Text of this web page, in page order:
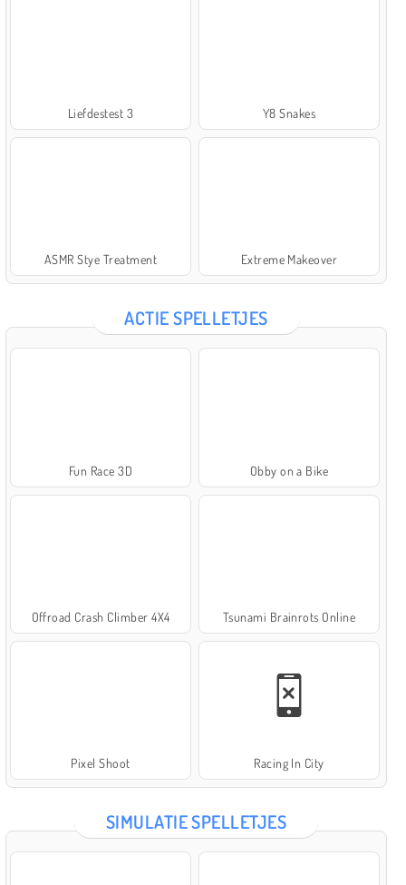
Liefdestest 3 Y8 Snakes
ASMR Stye Treatment Extreme Makeover
ACTIE SPELLETJES
Fun Race 3D Obby on a Bike
Offroad Crash Climber 4X4 Tsunami Brainrots Online
Pixel Shoot Racing In City
SIMULATIE SPELLETJES